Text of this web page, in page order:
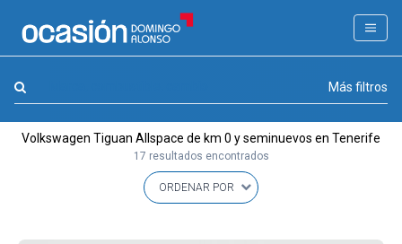
FILTROS
APPROVED
Más filtros
Volkswagen Tiguan Allspace de km 0 y seminuevos en Tenerife
17 resultados encontrados